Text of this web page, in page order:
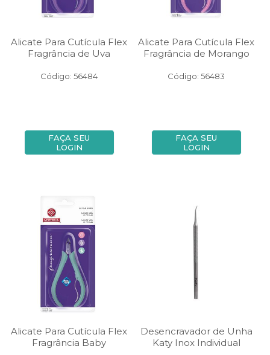
Alicate Para Cutícula Flex
Fragrância de Uva
Código: 56484
FAÇA SEU
LOGIN
Alicate Para Cutícula Flex
Fragrância de Morango
Código: 56483
FAÇA SEU
LOGIN
Alicate Para Cutícula Flex
Fragrância Baby
Desencravador de Unha
Katy Inox Individual